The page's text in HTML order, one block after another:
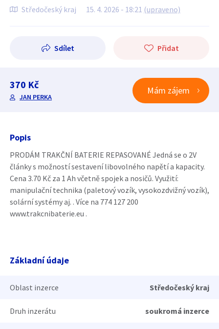
Středočeský kraj 15. 4. 2026 - 18:21 (upraveno)
Sdílet Přidat
370 Kč
JAN PERKA
Mám zájem
Popis
PRODÁM TRAKČNÍ BATERIE REPASOVANÉ Jedná se o 2V
články s možností sestavení libovolného napětí a kapacity.
Cena 3.70 Kč za 1 Ah včetně spojek a nosičů. Využití:
manipulační technika (paletový vozík, vysokozdvižný vozík),
solární systémy aj. . Více na 774 127 200
www.trakcnibaterie.eu .
Základní údaje
Oblast inzerce Středočeský kraj
Druh inzerátu soukromá inzerce